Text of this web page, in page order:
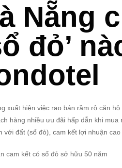
Nẵng
đỏ’
xuất hiện việc rao bán rầm rộ căn hộ
hàng nhiều ưu đãi hấp dẫn khi
với đất (sổ đỏ), cam kết lợi nhuận cao
cam kết có sổ đỏ sở hữu 50 năm